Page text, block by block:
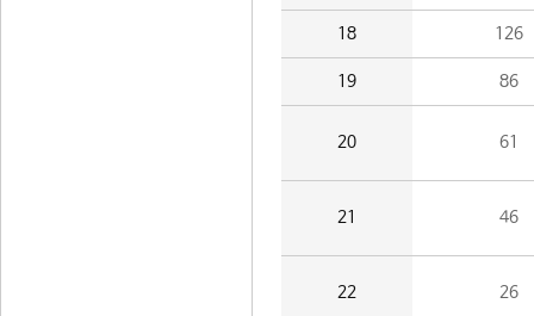
18 126
19 86
20 61
21 46
22 26